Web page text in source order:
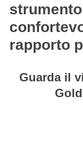
rapporto
Guarda il